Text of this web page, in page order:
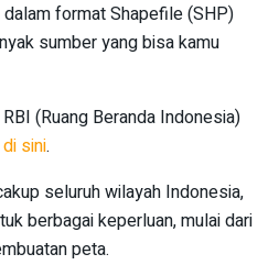
format Shapefile (SHP)
sumber yang bisa kamu
(Ruang Beranda Indonesia)
di sini.
seluruh wilayah Indonesia,
berbagai keperluan, mulai dari
peta.